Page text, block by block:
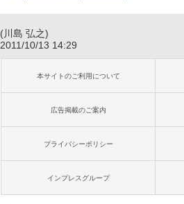
(川島 弘之)
2011/10/13 14:29
本サイトのご利用について
広告掲載のご案内
プライバシーポリシー
インプレスグループ